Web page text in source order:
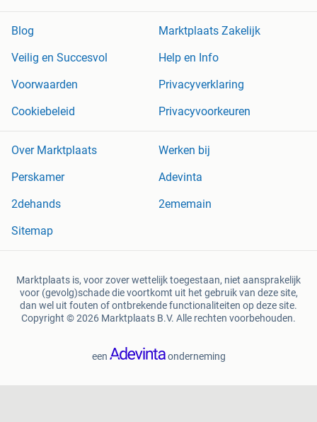
Blog
Marktplaats Zakelijk
Veilig en Succesvol
Help en Info
Voorwaarden
Privacyverklaring
Cookiebeleid
Privacyvoorkeuren
Over Marktplaats
Werken bij
Perskamer
Adevinta
2dehands
2ememain
Sitemap
Marktplaats is, voor zover wettelijk toegestaan, niet aansprakelijk
voor (gevolg)schade die voortkomt uit het gebruik van deze site,
dan wel uit fouten of ontbrekende functionaliteiten op deze site.
Copyright © 2026 Marktplaats B.V. Alle rechten voorbehouden.
een onderneming